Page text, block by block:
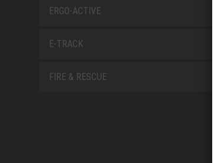
ERGO-ACTIVE
E-TRACK
FIRE & RESCUE